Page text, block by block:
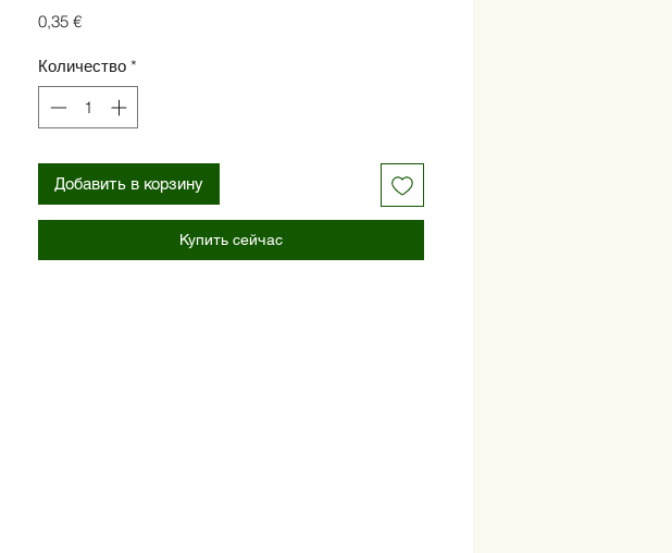
0,35 €Цена
Количество *
Добавить в корзину
Купить сейчас